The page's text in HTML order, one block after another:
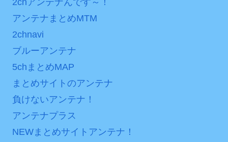
アンテナまとめMTM
2chnavi
ブルーアンテナ
5chまとめMAP
まとめサイトのアンテナ
負けないアンテナ！
アンテナプラス
NEWまとめサイトアンテナ！